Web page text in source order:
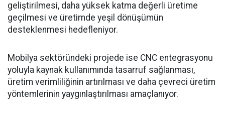
geliştirilmesi, daha yüksek katma değerli üretime
geçilmesi ve üretimde yeşil dönüşümün
desteklenmesi hedefleniyor.
Mobilya sektöründeki projede ise CNC entegrasyonu
yoluyla kaynak kullanımında tasarruf sağlanması,
üretim verimliliğinin artırılması ve daha çevreci üretim
yöntemlerinin yaygınlaştırılması amaçlanıyor.